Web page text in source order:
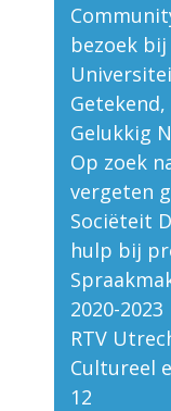
bezoek
Gelukkig
Op zoek
vergeten
Sociëteit
hulp bij
2020-2023
RTV
Cultureel
12